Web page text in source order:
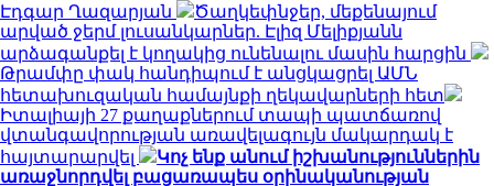
Էդգար Ղազարյան
Ծաղկեփնջեր, մեքենայում
արված ջերմ լուսանկարներ. Էլիզ Մելիքյանն
արձագանքել է կողակից ունենալու մասին հարցին
Թրամփը փակ հանդիպում է անցկացրել ԱՄՆ
հետախուզական համայնքի ղեկավարների հետ
Իտալիայի 27 քաղաքներում տապի պատճառով
վտանգավորության առավելագույն մակարդակ է
հայտարարվել
Կոչ ենք անում իշխանություններին
առաջնորդվել բացառապես օրինականության